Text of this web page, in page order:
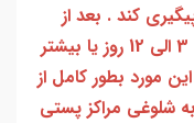
193 با پست پیگیری کند . بعد از
دریافت کدرهگیری 24 رقمی معمولا بین 3 الی 12 روز یا بیشتر
مورد بطور کامل از
شلوغی مراکز پستی